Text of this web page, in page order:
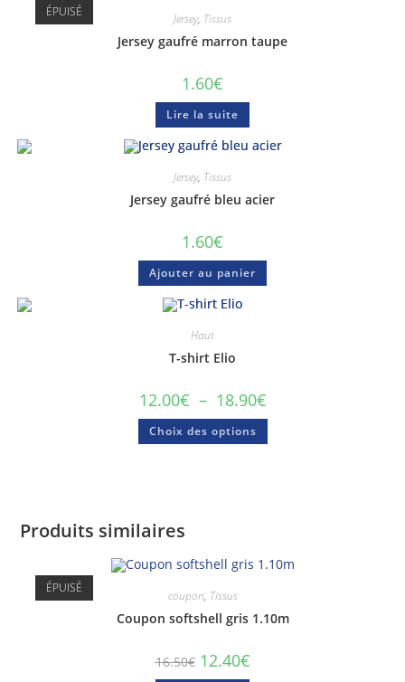
ÉPUISÉ Jersey, Tissus
Jersey gaufré marron taupe
1.60€
Lire la suite
Jersey, Tissus
Jersey gaufré bleu acier
1.60€
Ajouter au panier
Haut
T-shirt Elio
12.00€ – 18.90€
Choix des options
Produits similaires
ÉPUISÉ coupon, Tissus
Coupon softshell gris 1.10m
16.50€ 12.40€